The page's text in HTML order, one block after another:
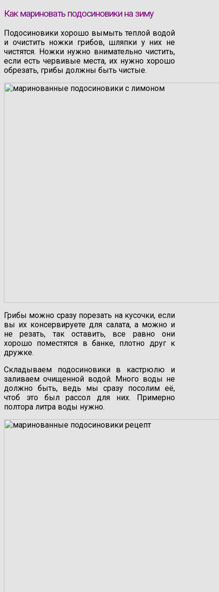
Как мариновать подосиновики на зиму
Подосиновики хорошо вымыть теплой водой
и очистить ножки грибов, шляпки у них не
чистятся. Ножки нужно внимательно чистить,
если есть червивые места, их нужно хорошо
обрезать, грибы должны быть чистые.
Грибы можно сразу порезать на кусочки, если
вы их консервируете для салата, а можно и
не резать, так оставить, все равно они
хорошо поместятся в банке, плотно друг к
дружке.
Складываем подосиновики в кастрюлю и
заливаем очищенной водой. Много воды не
должно быть, ведь мы сразу посолим её,
чтоб это был рассол для них. Примерно
полтора литра воды нужно.